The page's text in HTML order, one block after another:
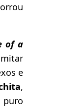
of a
e
,